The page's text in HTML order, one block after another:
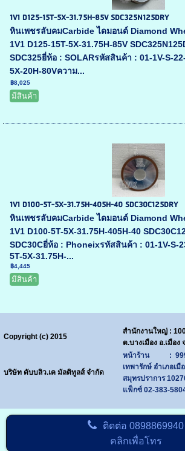
1V1 D125-15T-5X-31.75H-85V SDC325N125DRY
หินเพชรลับคมCarbide ไดมอนด์ Diamond
1V1 D125-15T-5X-31.75H-85V
SDC325ยี่ห้อ : SOLARรหัสสินค้า : 01-1V-S-
5X-20H-80Vความ...
฿8,025
มีสินค้า
1V1 D100-5T-5X-31.75H-405H-40 SDC30C125DRY
หินเพชรลับคมCarbide ไดมอนด์ Diamond
1V1 D100-5T-5X-31.75H-405H-40
SDC30Cยี่ห้อ : Phoneixรหัสสินค้า : 01-1V-S-
5T-5X-31.75H-...
฿4,445
มีสินค้า
Copyright (c) 2015
สำนักงานใหญ่ :
ต.บางเมือง อ.เมือง
บริษัท ดับบลิว.เค มัลติทูลส์ จำกัด
หน้าร้าน : 999/
เทพารักษ์ อำเภอเ
สมุทรปราการ
แฟ็กซ์ 02-383-
ติดต่อ0898869940
คลิกเพื่อโทร